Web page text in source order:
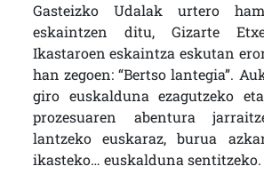
Gasteizko Udalak urtero
eskaintzen ditu, Gizarte
Ikastaroen eskaintza eskutan
han zegoen: “Bertso lantegia”.
giro euskalduna ezagutzeko
prozesuaren abentura
lantzeko euskaraz, burua
ikasteko… euskalduna sentitzeko.